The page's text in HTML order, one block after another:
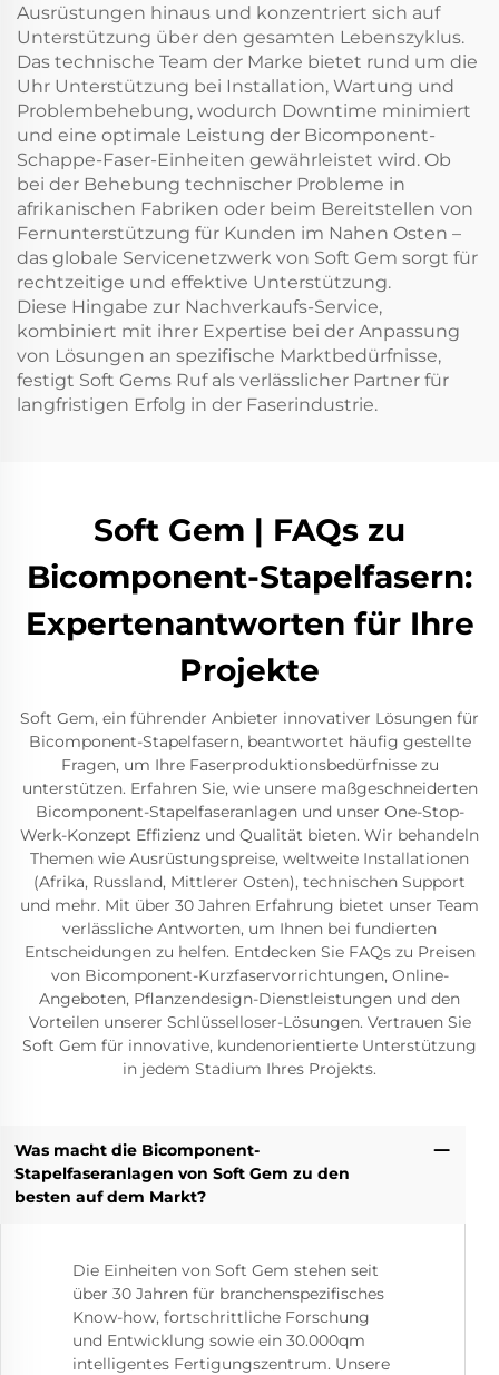
Ausrüstungen hinaus und konzentriert sich auf
Unterstützung über den gesamten Lebenszyklus.
Das technische Team der Marke bietet rund um die
Uhr Unterstützung bei Installation, Wartung und
Problembehebung, wodurch Downtime minimiert
und eine optimale Leistung der Bicomponent-
Schappe-Faser-Einheiten gewährleistet wird. Ob
bei der Behebung technischer Probleme in
afrikanischen Fabriken oder beim Bereitstellen von
Fernunterstützung für Kunden im Nahen Osten –
das globale Servicenetzwerk von Soft Gem sorgt für
rechtzeitige und effektive Unterstützung.
Diese Hingabe zur Nachverkaufs-Service,
kombiniert mit ihrer Expertise bei der Anpassung
von Lösungen an spezifische Marktbedürfnisse,
festigt Soft Gems Ruf als verlässlicher Partner für
langfristigen Erfolg in der Faserindustrie.
Soft Gem | FAQs zu
Bicomponent-Stapelfasern:
Expertenantworten für Ihre
Projekte
Soft Gem, ein führender Anbieter innovativer Lösungen für
Bicomponent-Stapelfasern, beantwortet häufig gestellte
Fragen, um Ihre Faserproduktionsbedürfnisse zu
unterstützen. Erfahren Sie, wie unsere maßgeschneiderten
Bicomponent-Stapelfaseranlagen und unser One-Stop-
Werk-Konzept Effizienz und Qualität bieten. Wir behandeln
Themen wie Ausrüstungspreise, weltweite Installationen
(Afrika, Russland, Mittlerer Osten), technischen Support
und mehr. Mit über 30 Jahren Erfahrung bietet unser Team
verlässliche Antworten, um Ihnen bei fundierten
Entscheidungen zu helfen. Entdecken Sie FAQs zu Preisen
von Bicomponent-Kurzfaservorrichtungen, Online-
Angeboten, Pflanzendesign-Dienstleistungen und den
Vorteilen unserer Schlüsselloser-Lösungen. Vertrauen Sie
Soft Gem für innovative, kundenorientierte Unterstützung
in jedem Stadium Ihres Projekts.
Was macht die Bicomponent-
Stapelfaseranlagen von Soft Gem zu den
besten auf dem Markt?
Die Einheiten von Soft Gem stehen seit
über 30 Jahren für branchenspezifisches
Know-how, fortschrittliche Forschung
und Entwicklung sowie ein 30.000qm
intelligentes Fertigungszentrum. Unsere